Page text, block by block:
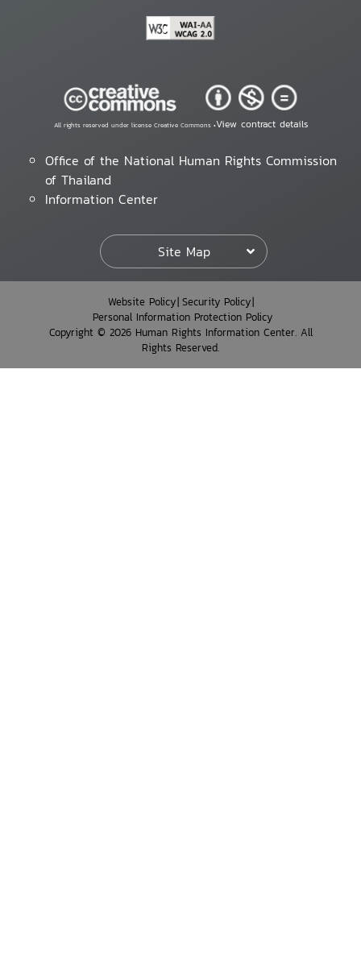
All rights reserved under license Creative Commons •View contract details
Office of the National Human Rights Commission
of Thailand
Information Center
Site Map
Website Policy Security Policy
Personal Information Protection Policy
Copyright © 2026 Human Rights Information Center. All
Rights Reserved.